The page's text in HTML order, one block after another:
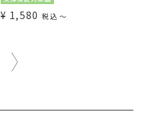
¥ 1,580 税込 〜